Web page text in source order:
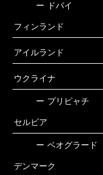
ー ドバイ
フィンランド
アイルランド
ウクライナ
ー プリピャチ
セルビア
ー ベオグラード
デンマーク